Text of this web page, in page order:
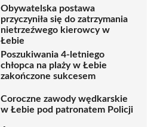
Obywatelska postawa
przyczyniła się do zatrzymania
nietrzeźwego kierowcy w
Łebie
Poszukiwania 4-letniego
chłopca na plaży w Łebie
zakończone sukcesem
Coroczne zawody wędkarskie
w Łebie pod patronatem Policji